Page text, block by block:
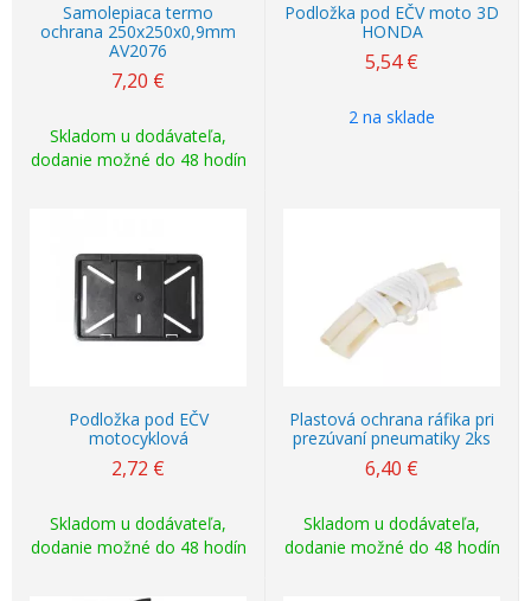
Samolepiaca termo
ochrana 250x250x0,9mm
AV2076
7,20 €
Skladom u dodávateľa,
dodanie možné do 48 hodín
Podložka pod EČV moto 3D
HONDA
5,54 €
2 na sklade
Podložka pod EČV
motocyklová
2,72 €
Skladom u dodávateľa,
dodanie možné do 48 hodín
Plastová ochrana ráfika pri
prezúvaní pneumatiky 2ks
6,40 €
Skladom u dodávateľa,
dodanie možné do 48 hodín